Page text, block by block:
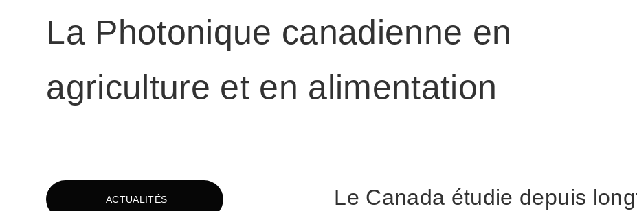
La Photonique canadienne en
agriculture et en alimentation
ACTUALITÉS
Le Canada étudie depuis